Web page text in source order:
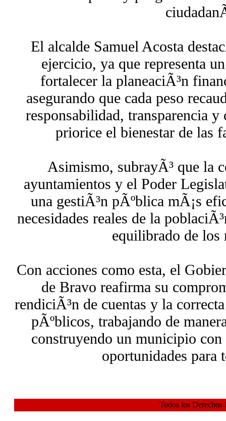
El alcalde Samuel Acosta
ejercicio, ya que representa
fortalecer la planeaciÃ³n
asegurando que cada peso
responsabilidad, transparencia
priorice el bienestar de las
Asimismo, subrayÃ³ que la
ayuntamientos y el Poder
una gestiÃ³n pÃºblica mÃ¡s
necesidades reales de la
equilibrado de los
Con acciones como esta, el
de Bravo reafirma su
rendiciÃ³n de cuentas y la
pÃºblicos, trabajando de
construyendo un municipio con
oportunidades para
Todos los Derechos